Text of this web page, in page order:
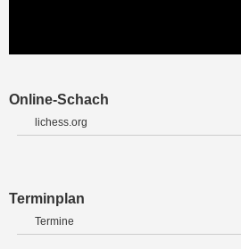
Online-Schach
lichess.org
Terminplan
Termine